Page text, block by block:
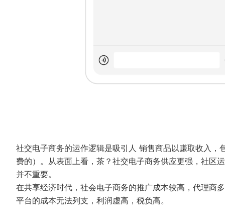
社交电子商务的运作逻辑是吸引人 销售商品以赚取收入
费的）。从表面上看，茶？社交电子商务供应更强，社区
并不重要。
在共享经济时代，社会电子商务的推广成本较高，代理商
平台的成本无法列支，利润虚高，税负高。